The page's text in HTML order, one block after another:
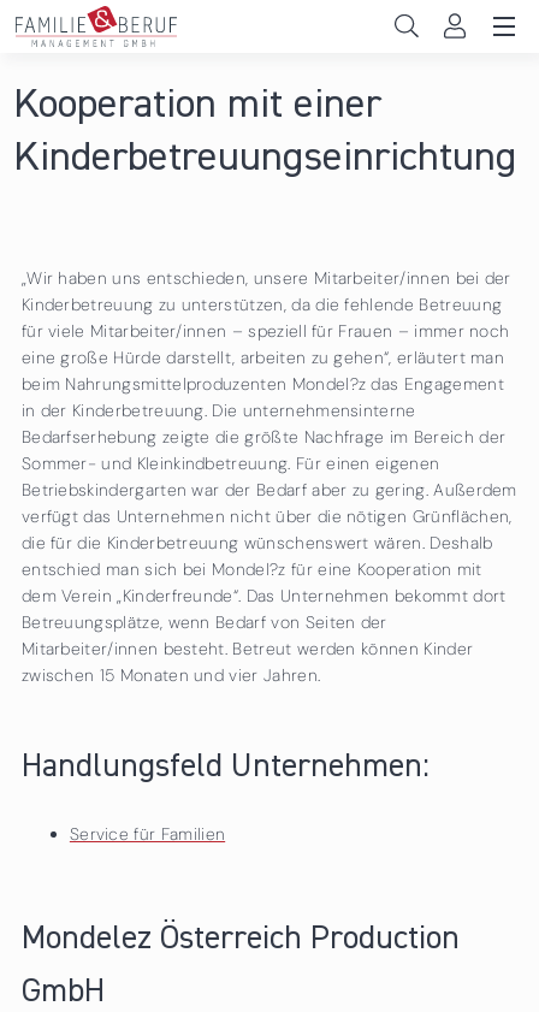
Direkt zum Inhalt
Das sind wir
News & Events
Sie sind hier
Kooperation mit einer
Kinderbetreuungseinrichtung
„Wir haben uns entschieden, unsere Mitarbeiter/innen bei der
Kinderbetreuung zu unterstützen, da die fehlende Betreuung
für viele Mitarbeiter/innen – speziell für Frauen – immer noch
eine große Hürde darstellt, arbeiten zu gehen“, erläutert man
beim Nahrungsmittelproduzenten Mondel?z das Engagement
in der Kinderbetreuung. Die unternehmensinterne
Bedarfserhebung zeigte die größte Nachfrage im Bereich der
Sommer- und Kleinkindbetreuung. Für einen eigenen
Betriebskindergarten war der Bedarf aber zu gering. Außerdem
verfügt das Unternehmen nicht über die nötigen Grünflächen,
die für die Kinderbetreuung wünschenswert wären. Deshalb
entschied man sich bei Mondel?z für eine Kooperation mit
dem Verein „Kinderfreunde“. Das Unternehmen bekommt dort
Betreuungsplätze, wenn Bedarf von Seiten der
Mitarbeiter/innen besteht. Betreut werden können Kinder
zwischen 15 Monaten und vier Jahren.
Handlungsfeld Unternehmen:
Service für Familien
Mondelez Österreich Production
GmbH